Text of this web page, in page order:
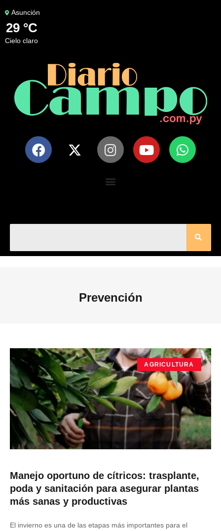
Asunción
29 °C
cielo claro
Prevención
AGRICULTURA
Manejo oportuno de cítricos: trasplante,
poda y sanitación para asegurar plantas
más sanas y productivas
El invierno es una de las etapas más importantes para el